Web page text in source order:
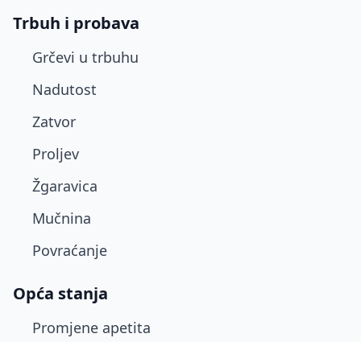
Trbuh i probava
Grčevi u trbuhu
Nadutost
Zatvor
Proljev
Žgaravica
Mučnina
Povraćanje
Opća stanja
Promjene apetita